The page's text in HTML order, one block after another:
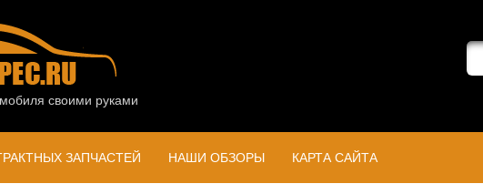
своими руками
ЗАПЧАСТЕЙ НАШИ ОБЗОРЫ КАРТА САЙТА